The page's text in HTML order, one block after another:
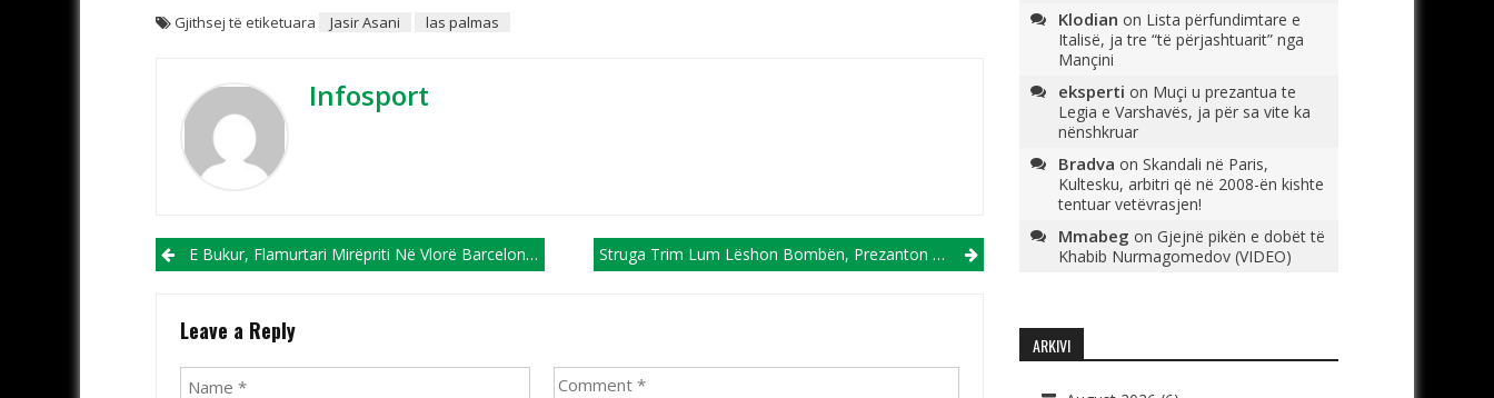
Gjithsej të etiketuara Jasir Asani las palmas
Infosport
Post navigation
E Bukur, Flamurtari Mirëpriti Në Vlorë Barcelonën Struga Trim Lum Lëshon Bombën, Prezanton Reprezentuesin E Maqedonisë, Stefan Spirovskin
Leave a Reply
Klodian on Lista përfundimtare e
Italisë, ja tre “të përjashtuarit” nga
Mançini
eksperti on Muçi u prezantua te
Legia e Varshavës, ja për sa vite ka
nënshkruar
Bradva on Skandali në Paris,
Kultesku, arbitri që në 2008-ën kishte
tentuar vetëvrasjen!
Mmabeg on Gjejnë pikën e dobët të
Khabib Nurmagomedov (VIDEO)
ARKIVI